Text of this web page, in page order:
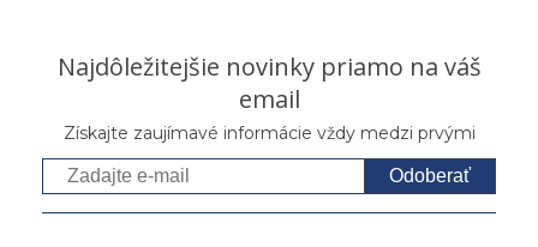
Najdôležitejšie novinky priamo na váš
email
Získajte zaujímavé informácie vždy medzi prvými
Odoberať